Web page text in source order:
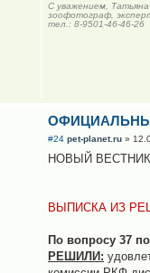
С уважением,
зоофотограф,
тел.: 8-9501-46-46-26
#24 pet-planet.ru »
НОВЫЙ
ВЫПИСКА ИЗ
По вопросу 37
РЕШИЛИ: